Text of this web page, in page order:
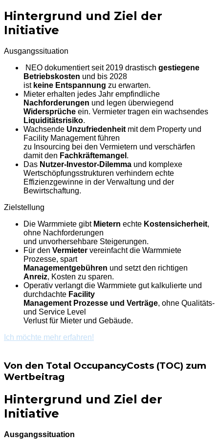
Hintergrund und Ziel der
Initiative
Ausgangssituation
NEO dokumentiert seit 2019 drastisch gestiegene
Betriebskosten und bis 2028
ist keine Entspannung zu erwarten.
Mieter erhalten jedes Jahr empfindliche
Nachforderungen und legen überwiegend
Widersprüche ein. Vermieter tragen ein wachsendes
Liquiditätsrisiko.
Wachsende Unzufriedenheit mit dem Property und
Facility Management führen
zu Insourcing bei den Vermietern und verschärfen
damit den Fachkräftemangel .
Das Nutzer-Investor-Dilemma und komplexe
Wertschöpfungsstrukturen verhindern echte
Effizienzgewinne in der Verwaltung und der
Bewirtschaftung.
Zielstellung
Die Warmmiete gibt Mietern echte Kostensicherheit,
ohne Nachforderungen
und unvorhersehbare Steigerungen.
Für den Vermieter vereinfacht die Warmmiete
Prozesse, spart
Managementgebühren und setzt den richtigen
Anreiz, Kosten zu sparen.
Operativ verlangt die Warmmiete gut kalkulierte und
durchdachte Facility
Management Prozesse und Verträge, ohne Qualitäts-
und Service Level
Verlust für Mieter und Gebäude.
Ich möchte mehr erfahren!
Von den Total OccupancyCosts (TOC) zum
Wertbeitrag
Hintergrund und Ziel der
Initiative
Ausgangssituation